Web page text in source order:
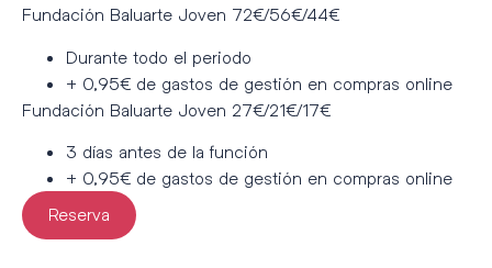
Fundación Baluarte Joven 72€/56€/44€
Durante todo el periodo
+ 0,95€ de gastos de gestión en compras online
Fundación Baluarte Joven 27€/21€/17€
3 días antes de la función
+ 0,95€ de gastos de gestión en compras online
Reserva